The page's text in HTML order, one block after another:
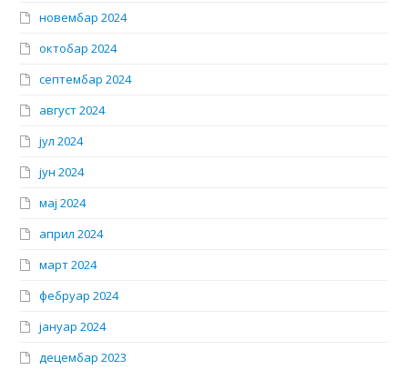
новембар 2024
октобар 2024
септембар 2024
август 2024
јул 2024
јун 2024
мај 2024
април 2024
март 2024
фебруар 2024
јануар 2024
децембар 2023